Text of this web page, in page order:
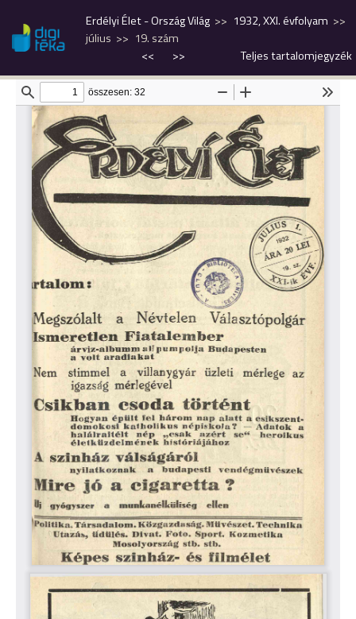
Erdélyi Élet - Ország Világ
1932, XXI. évfolyam
július
19. szám
<<
>> Teljes tartalomjegyzék